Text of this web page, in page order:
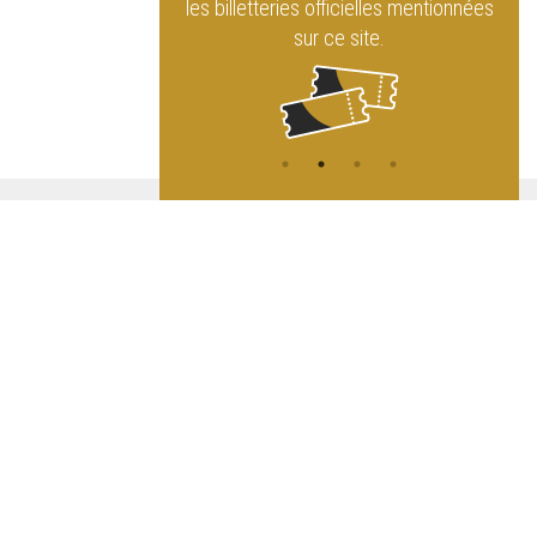
les billetteries officielles mentionnées
sur ce site.